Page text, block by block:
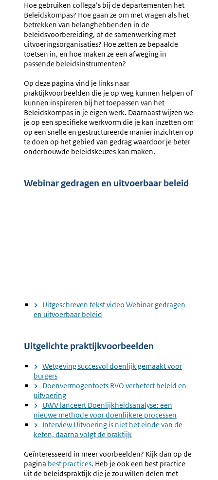
Hoe gebruiken collega’s bij de departementen het
Beleidskompas? Hoe gaan ze om met vragen als het
betrekken van belanghebbenden in de
beleidsvoorbereiding, of de samenwerking met
uitvoeringsorganisaties? Hoe zetten ze bepaalde
toetsen in, en hoe maken ze een afweging in
passende beleidsinstrumenten?
Op deze pagina vind je links naar
praktijkvoorbeelden die je op weg kunnen helpen of
kunnen inspireren bij het toepassen van het
Beleidskompas in je eigen werk. Daarnaast wijzen we
je op een specifieke werkvorm die je kan inzetten om
op een snelle en gestructureerde manier inzichten op
te doen op het gebied van gedrag waardoor je beter
onderbouwde beleidskeuzes kan maken.
Webinar gedragen en uitvoerbaar beleid
Uitgeschreven tekst video Webinar gedragen
en uitvoerbaar beleid
Uitgelichte praktijkvoorbeelden
Wetgeving succesvol doenlijk gemaakt voor
burgers
Doenvermogentoets RVO verbetert beleid en
uitvoering
UWV lanceert Doenlijkheidsanalyse: een
nieuwe methode voor doenlijkere processen
Interview Uitvoering is niet het einde van de
keten, daarna volgt de praktijk
Geïnteresseerd in meer voorbeelden? Kijk dan op de
pagina best practices. Heb je ook een best practice
uit de beleidspraktijk die je zou willen delen met